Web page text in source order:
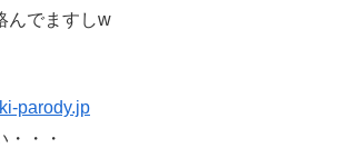
んでますしw
parody.jp
・・・